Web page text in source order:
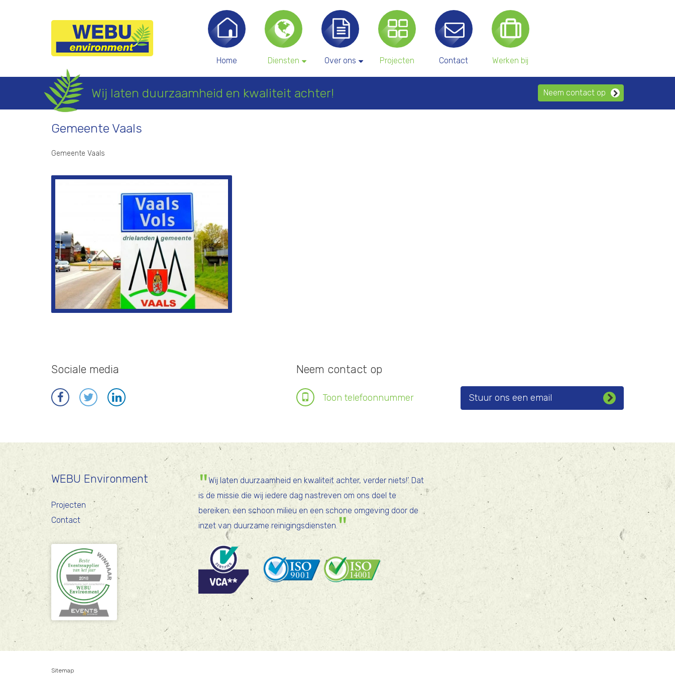
Home Diensten Over ons Projecten Contact Werken bij
Wij laten duurzaamheid en kwaliteit achter! Neem contact op
Home
Gemeente Vaals
Gemeente Vaals
Sociale media Neem contact op
Toon telefoonnummer Stuur ons een email
WEBU Environment
Projecten
Contact
Wij laten duurzaamheid en kwaliteit achter, verder niets!’. Dat
is de missie die wij iedere dag nastreven om ons doel te
bereiken; een schoon milieu en een schone omgeving door de
inzet van duurzame reinigingsdiensten.
Sitemap